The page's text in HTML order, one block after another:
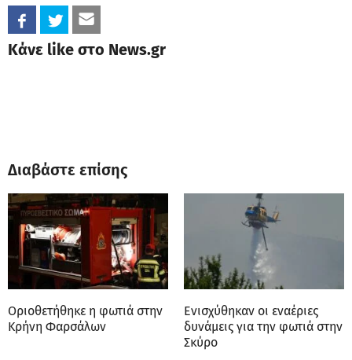
Κάνε like στο News.gr
Διαβάστε επίσης
Οριοθετήθηκε η φωτιά στην
Κρήνη Φαρσάλων
Ενισχύθηκαν οι εναέριες
δυνάμεις για την φωτιά στην
Σκύρο